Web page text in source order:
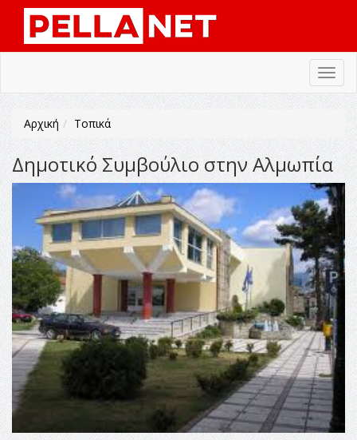
Αρχική Τοπικά
Δημοτικό Συμβούλιο στην Αλμωπία